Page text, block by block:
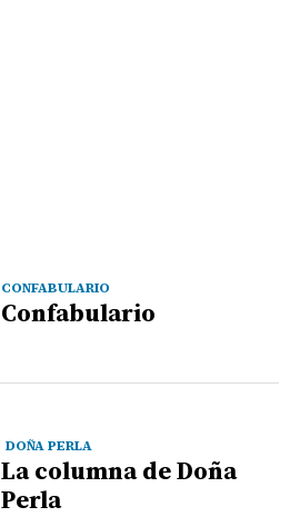
CONFABULARIO
Confabulario
DOÑA PERLA
La columna de Doña
Perla